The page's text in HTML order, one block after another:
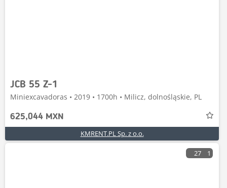
JCB 55 Z-1
Miniexcavadoras • 2019 • 1700h • Milicz, dolnośląskie, PL
625,044 MXN
KMRENT.PL Sp. z o.o.
27 1